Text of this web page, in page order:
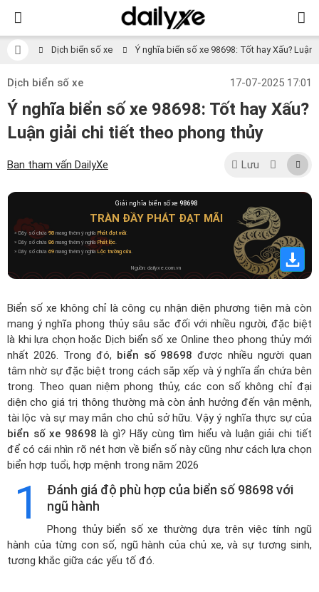
Dịch biển số xe Ý nghĩa biển số xe 98698: Tốt hay Xấu?
Dịch biển số xe 17-07-2025 17:01
Ý nghĩa biển số xe 98698: Tốt hay Xấu?
Luận giải chi tiết theo phong thủy
Ban tham vấn DailyXe Lưu
Giải nghĩa biển số xe 98698
TRÀN ĐẦY PHÁT ĐẠT MÃI
» Dãy số chứa98 mang thêm ý nghĩa Phát đạt mãi.
» Dãy số chứa 86 mang thêm ý nghĩaPhát lộc.
» Dãy số chứa 69 mang thêm ý nghĩaLộc trường cửu.
Nguồn: dailyxe.com.vn
Biển số xe không chỉ là công cụ nhận diện phương tiện mà còn
mang ý nghĩa phong thủy sâu sắc đối với nhiều người, đặc biệt
là khi lựa chọn hoặcDịch biển số xe Online theo phong thủy mới
nhất 2026. Trong đó, biển số 98698 được nhiều người quan
tâm nhờ sự đặc biệt trong cách sắp xếp và ý nghĩa ẩn chứa bên
trong. Theo quan niệm phong thủy, các con số không chỉ đại
diện cho giá trị thông thường mà còn ảnh hưởng đến vận mệnh,
tài lộc và sự may mắn cho chủ sở hữu. Vậy ý nghĩa thực sự của
biển số xe 98698 là gì? Hãy cùng tìm hiểu và luận giải chi tiết
để có cái nhìn rõ nét hơn về biển số này cũng như cách lựa chọn
biển hợp tuổi, hợp mệnh trong năm 2026
1
Đánh giá độ phù hợp của biển số 98698 với
ngũ hành
Phong thủy biển số xe thường dựa trên việc tính ngũ
hành của từng con số, ngũ hành của chủ xe, và sự tương sinh,
tương khắc giữa các yếu tố đó.